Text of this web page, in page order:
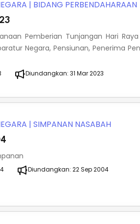
| BIDANG PERBENDAHARAAN
Pemberian Tunjangan Hari
Negara, Pensiunan, Penerima
Diundangkan:31 Mar 2023
|SIMPANAN NASABAH
Diundangkan:22 Sep 2004